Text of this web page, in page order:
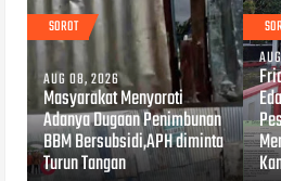
SOROT
AUG 08, 2026
Masyarakat Menyoroti
Adanya Dugaan Penimbunan
BBM Bersubsidi,APH diminta
Turun Tangan